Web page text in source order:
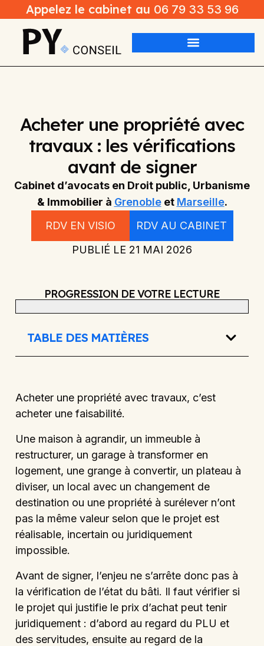
Appelez le cabinet au 06 79 33 53 96
Acheter une propriété avec
travaux : les vérifications
avant de signer
Cabinet d’avocats en Droit public, Urbanisme
& Immobilier à Grenobleet Marseille.
RDV EN VISIO
RDV AU CABINET
PUBLIÉ LE 21 MAI 2026
PROGRESSION DE VOTRE LECTURE
TABLE DES MATIÈRES
Acheter une propriété avec travaux, c’est
acheter une faisabilité.
Une maison à agrandir, un immeuble à
restructurer, un garage à transformer en
logement, une grange à convertir, un plateau à
diviser, un local avec un changement de
destination ou une propriété à surélever n’ont
pas la même valeur selon que le projet est
réalisable, incertain ou juridiquement
impossible.
Avant de signer, l’enjeu ne s’arrête donc pas à
la vérification de l’état du bâti. Il faut vérifier si
le projet qui justifie le prix d’achat peut tenir
juridiquement : d’abord au regard du PLU et
des servitudes, ensuite au regard de la